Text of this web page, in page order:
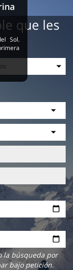
que les
la búsqueda por
bajo petición.
Sol.